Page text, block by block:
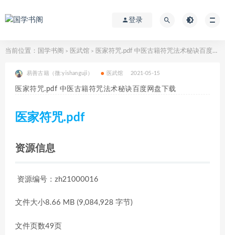
登录
当前位置： 国学书阁 > 医武馆 > 医家符咒.pdf 中医古籍符咒法术秘诀百度网盘下载
易善古籍（微:yishanguji） 医武馆 2021-05-15
医家符咒.pdf 中医古籍符咒法术秘诀百度网盘下载
医家符咒.pdf
资源信息
资源编号：zh21000016
文件大小8.66 MB (9,084,928 字节)
文件页数49页